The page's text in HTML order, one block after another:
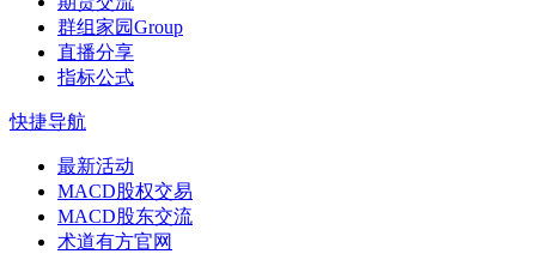
群组家园Group
直播分享
指标公式
快捷导航
最新活动
MACD股权交易
MACD股东交流
术道有方官网